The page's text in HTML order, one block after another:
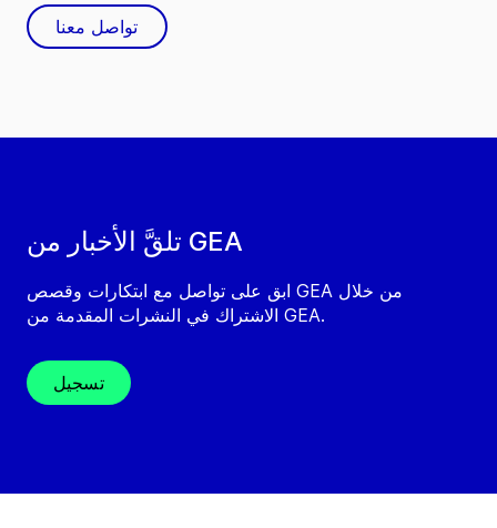
تلقَّ الأخبار من GEA
ابق على تواصل مع ابتكارات وقصص GEA من خلال
الاشتراك في النشرات المقدمة من GEA.
تسجيل
تواصل معنا